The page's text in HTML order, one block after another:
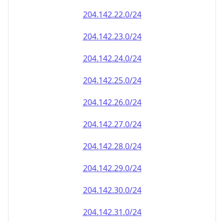
204.142.22.0/24
204.142.23.0/24
204.142.24.0/24
204.142.25.0/24
204.142.26.0/24
204.142.27.0/24
204.142.28.0/24
204.142.29.0/24
204.142.30.0/24
204.142.31.0/24